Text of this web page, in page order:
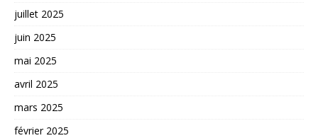
juillet 2025
juin 2025
mai 2025
avril 2025
mars 2025
février 2025